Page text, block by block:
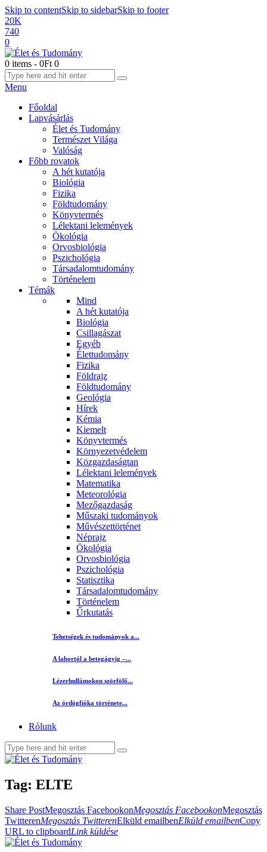
Skip to contentSkip to sidebarSkip to footer
20K
740
0
0 items - 0Ft 0
Menu
Főoldal
Lapvásárlás
Élet és Tudomány
Természet Világa
Valóság
Főbb rovatok
A hét kutatója
Biológia
Fizika
Földtudomány
Könyvtermés
Lélektani lelemények
Ökológia
Orvosbiológia
Pszichológia
Társadalomtudomány
Történelem
Témák
Mind
A hét kutatója
Biológia
Csillagászat
Egyéb
Élettudomány
Fizika
Földrajz
Földtudomány
Geológia
Hírek
Kémia
Kiemelt
Könyvtermés
Környezetvédelem
Közgazdaságtan
Lélektani lelemények
Matematika
Meteorológia
Mezőgazdaság
Műszaki tudományok
Művészettörténet
Néprajz
Ökológia
Orvosbiológia
Pszichológia
Statisztika
Társadalomtudomány
Történelem
Űrkutatás
Tehetségek és tudományok a...
A labortól a betegágyig –...
Lézerhullámokon szörfölő...
Az ördögfióka története...
Rólunk
Tag: ELTE
Share PostMegosztás FacebookonMegosztás FacebookonMegosztás
TwitterenMegosztás TwitterenElküld emailbenElküld emailbenCopy
URL to clipboardLink küldése